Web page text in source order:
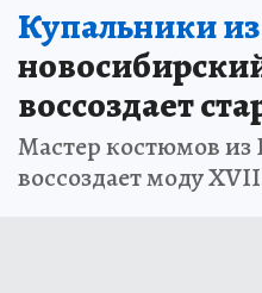
Купальники
воссоздает
Мастер костюмов
воссоздает моду